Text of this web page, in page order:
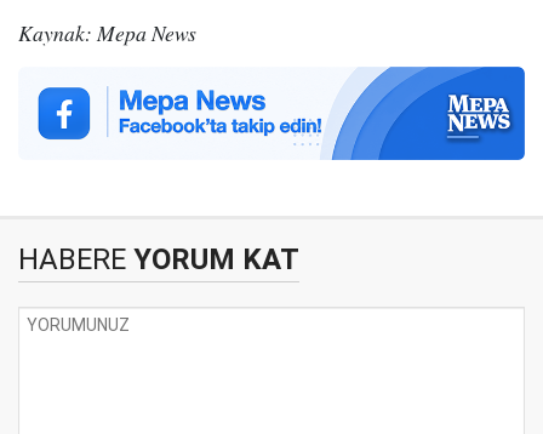
Kaynak: Mepa News
HABERE YORUM KAT